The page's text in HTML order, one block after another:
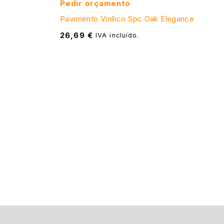
Pedir orçamento
Pavimento Vinílico Spc Oak Elegance
26,69 € IVA incluído.